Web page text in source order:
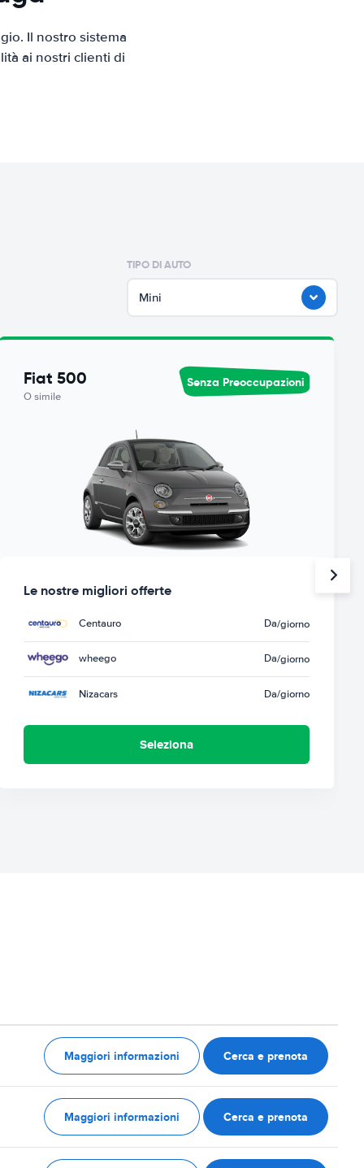
Il nostro sistema
ai nostri clienti di
TIPO DI AUTO
Mini
Fiat 500
O simile
Senza Preoccupazioni
Le nostre migliori offerte
Centauro Da/giorno
wheego Da/giorno
Nizacars Da/giorno
Seleziona
Maggiori informazioni Cerca e prenota
Maggiori informazioni Cerca e prenota